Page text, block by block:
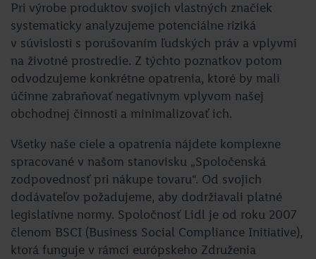
Pri výrobe produktov svojich vlastných značiek
systematicky analyzujeme potenciálne riziká
v súvislosti s porušovaním ľudských práv a vplyvmi
na životné prostredie. Z týchto poznatkov potom
odvodzujeme konkrétne opatrenia, ktoré by mali
účinne zabraňovať negatívnym vplyvom našej
obchodnej činnosti a minimalizovať ich.
Všetky naše ciele a opatrenia nájdete komplexne
spracované v našom stanovisku „Spoločenská
zodpovednosť pri nákupe tovaru“. Od svojich
dodávateľov požadujeme, aby dodržiavali platné
legislatívne normy. Spoločnosť Lidl je od roku 2007
členom BSCI (Business Social Compliance Initiative),
ktorá funguje v rámci európskeho Združenia